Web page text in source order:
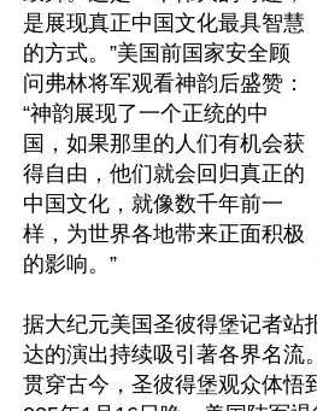
是展现真正中国文化最具智慧
的方式。”美国前国家安全顾
问弗林将军观看神韵后盛赞：
“神韵展现了一个正统的中
国，如果那里的人们有机会获
得自由，他们就会回归真正的
中国文化，就像数千年前一
样，为世界各地带来正面积极
的影响。”
据大纪元美国圣彼得堡记者站
达的演出持续吸引著各界名流
贯穿古今，圣彼得堡观众体悟